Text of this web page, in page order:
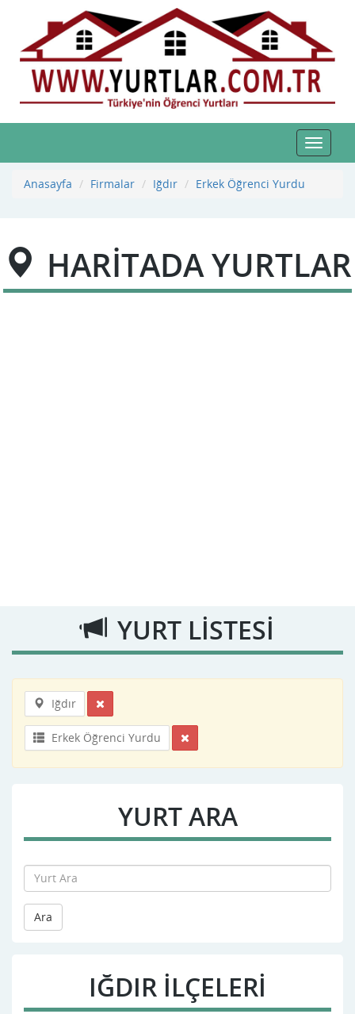
Toggle
Anasayfa
Firmalar Iğdır Erkek Öğrenci Yurdu
HARİTADA YURTLAR
YURT LİSTESİ
Iğdır
Erkek Öğrenci Yurdu
YURT ARA
Ara
IĞDIR İLÇELERİ